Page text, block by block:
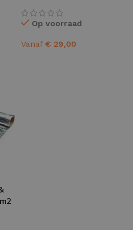
Op voorraad
Vanaf € 29,00